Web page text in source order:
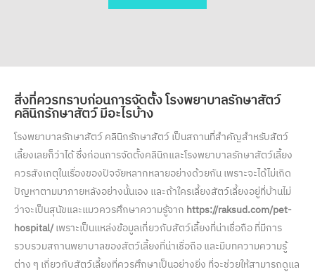
สิ่งที่ควรทราบก่อนการจัดตั้งโรงพยาบาลรักษาสัตว์
คลินิกรักษาสัตว์มีอะไรบ้าง
โรงพยาบาลรักษาสัตว์ คลินิกรักษาสัตว์ เป็นสถานที่สำคัญสำหรับสัตว์
เลี้ยงเลยก็ว่าได้ ซึ่งก่อนการจัดตั้งคลินิกและโรงพยาบาลรักษาสัตว์เลี้ยง
ควรสังเกตุในเรื่องของปัจจัยหลากหลายอย่างด้วยกัน เพราะจะได้ไม่เกิด
ปัญหาตามมาภายหลังอย่างนั้นเอง และถ้าใครเลี้ยงสัตว์เลี้ยงอยู่ที่บ้านไม่
ว่าจะเป็นสุนัขและแมวควรศึกษาความรู้จาก https://raksud.com/pet-
hospital/เพราะเป็นแหล่งข้อมูลเกี่ยวกับสัตว์เลี้ยงที่น่าเชื่อถือ ที่มีการ
รวบรวมสถานพยาบาลของสัตว์เลี้ยงที่น่าเชื่อถือ และมีบทความความรู้
ต่าง ๆ เกี่ยวกับสัตว์เลี้ยงที่ควรศึกษาเป็นอย่างยิ่ง ที่จะช่วยให้สามารถดูแล